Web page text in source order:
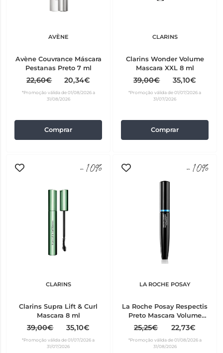
AVÈNE
Avène Couvrance Máscara
Pestanas Preto 7 ml
22,60€ 20,34€
*Promoção válida de 01/08/2026 a
31/08/2026
Comprar
CLARINS
Clarins Wonder Volume
Mascara XXL 8 ml
39,00€ 35,10€
*Promoção válida de 01/07/2026 a
31/07/2026
Comprar
-10%
CLARINS
Clarins Supra Lift & Curl
Mascara 8 ml
39,00€ 35,10€
*Promoção válida de 01/07/2026 a
31/07/2026
-10%
LA ROCHE POSAY
La Roche Posay Respectis
Preto Mascara Volume
Wtpf 7,6ml
25,25€ 22,73€
*Promoção válida de 01/08/2026 a
31/08/2026